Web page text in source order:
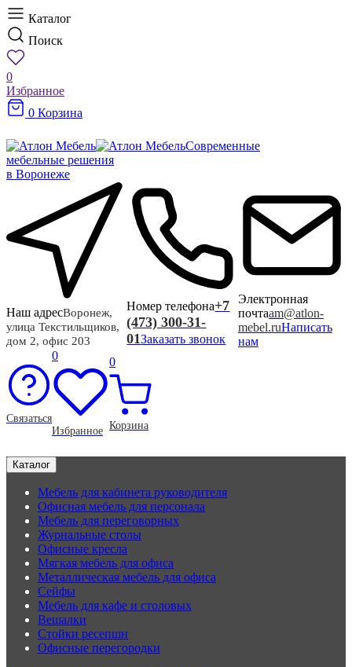
Каталог
Поиск
0
Избранное
0 Корзина
Современные
мебельные решения
в Воронеже
Наш адресВоронеж,
улица Текстильщиков,
дом 2, офис 203
Номер телефона+7
(473) 300-31-
01Заказать звонок
Электронная
почтаam@atlon-
mebel.ruНаписать
нам
Связаться
0
Избранное
0
Корзина
Каталог
Мебель для кабинета руководителя
Офисная мебель для персонала
Мебель для переговорных
Журнальные столы
Офисные кресла
Мягкая мебель для офиса
Металлическая мебель для офиса
Сейфы
Мебель для кафе и столовых
Вешалки
Стойки ресепшн
Офисные перегородки